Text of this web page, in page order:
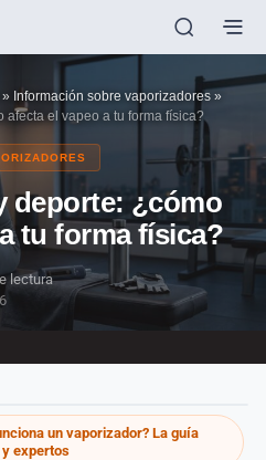
» Información sobre vaporizadores »
afecta el vapeo a tu forma física?
deporte: ¿cómo
tu forma física?
lectura
un vaporizador? La guía
expertos